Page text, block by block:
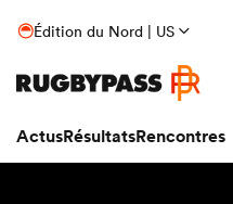
Édition du Nord | US
ActusRésultatsRencontres